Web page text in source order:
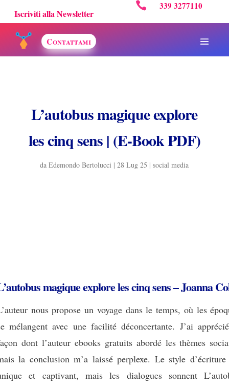
Contattami
Iscriviti alla Newsletter
 339 3277110
L’autobus magique explore
les cinq sens | (E-Book PDF)
daEdemondo Bertolucci |28 Lug 25 |social media
magique explore les cinq sens – Joanna
nous propose un voyage dans le temps, où les
mélangent avec une facilité déconcertante. J’ai
dont l’auteur ebooks gratuits abordé les thèmes
la conclusion m’a laissé perplexe. Le style d’écriture
et captivant, mais les dialogues sonnent